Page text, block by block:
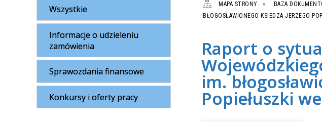
Wszystkie
Informacje o udzieleniu
zamówienia
Sprawozdania finansowe
Konkursy i oferty pracy
MAPA STRONY BAZA
BŁOGOSŁAWIONEGO KSIEDZA JERZEGO
Raport o
im.
Popiełuszki